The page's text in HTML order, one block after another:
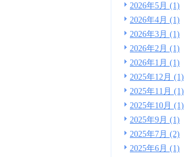
2026年5月 (1)
2026年4月 (1)
2026年3月 (1)
2026年2月 (1)
2026年1月 (1)
2025年12月 (1)
2025年11月 (1)
2025年10月 (1)
2025年9月 (1)
2025年7月 (2)
2025年6月 (1)